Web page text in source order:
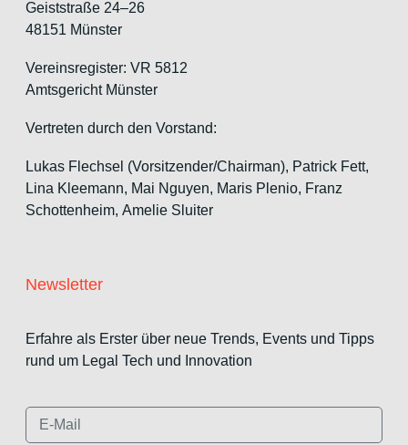
Geiststraße 24–26
48151 Münster
Vereinsregister: VR 5812
Amtsgericht Münster
Vertreten durch den Vorstand:
Lukas Flechsel (Vorsitzender/Chairman), Patrick Fett,
Lina Kleemann, Mai Nguyen, Maris Plenio, Franz
Schottenheim, Amelie Sluiter
Newsletter
Erfahre als Erster über neue Trends, Events und Tipps
rund um Legal Tech und Innovation